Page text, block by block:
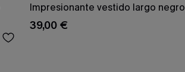
Impresionante vestido largo negro
39,00 €